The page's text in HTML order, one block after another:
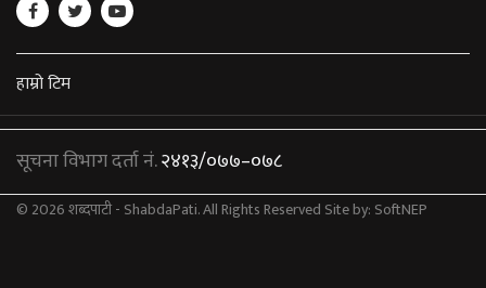
हाम्रो टिम
© 2026 शब्दपाटी - ShabdaPati. All Rights Reserved Site by: SoftNEP
सूचना विभाग दर्ता नं.२४१३/०७७–०७८